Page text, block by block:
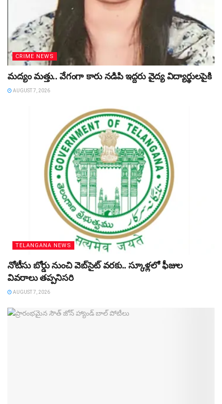
CRIME NEWS
మద్యం మత్తు.. వేగంగా కారు నడిపి ఇద్దరు వైద్య విద్యార్థులపైకి
AUGUST 7, 2026
TELANGANA NEWS
నోటీసు బోర్డు నుంచి వెబ్‌సైట్‌ వరకు.. స్కూళ్లలో ఫీజుల
వివరాలు తప్పనిసరి
AUGUST 7, 2026